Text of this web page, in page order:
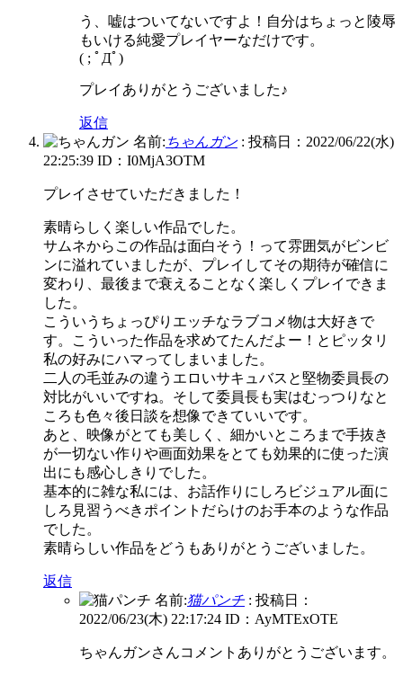
う、嘘はついてないですよ！自分はちょっと陵辱
もいける純愛プレイヤーなだけです。
( ; ﾟДﾟ)
プレイありがとうございました♪
返信
名前: ちゃんガン: 投稿日：2022/06/22(水)
22:25:39 ID：I0MjA3OTM
プレイさせていただきました！
素晴らしく楽しい作品でした。
サムネからこの作品は面白そう！って雰囲気がビンビ
ンに溢れていましたが、プレイしてその期待が確信に
変わり、最後まで衰えることなく楽しくプレイできま
した。
こういうちょっぴりエッチなラブコメ物は大好きで
す。こういった作品を求めてたんだよー！とピッタリ
私の好みにハマってしまいました。
二人の毛並みの違うエロいサキュバスと堅物委員長の
対比がいいですね。そして委員長も実はむっつりなと
ころも色々後日談を想像できていいです。
あと、映像がとても美しく、細かいところまで手抜き
が一切ない作りや画面効果をとても効果的に使った演
出にも感心しきりでした。
基本的に雑な私には、お話作りにしろビジュアル面に
しろ見習うべきポイントだらけのお手本のような作品
でした。
素晴らしい作品をどうもありがとうございました。
返信
名前:猫パンチ : 投稿日：
2022/06/23(木) 22:17:24 ID：AyMTExOTE
ちゃんガンさんコメントありがとうございます。